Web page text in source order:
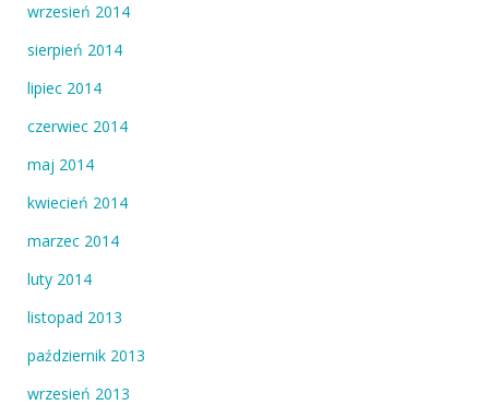
wrzesień 2014
sierpień 2014
lipiec 2014
czerwiec 2014
maj 2014
kwiecień 2014
marzec 2014
luty 2014
listopad 2013
październik 2013
wrzesień 2013